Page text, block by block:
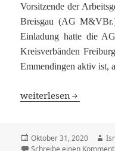
Vorsitzende der
Breisgau (AG
Einladung hatte die
Kreisverbänden
Emmendingen aktiv ist,
„Nichts war so, wie
weiterlesen
Veröffentlicht
am
Oktober 31, 2020